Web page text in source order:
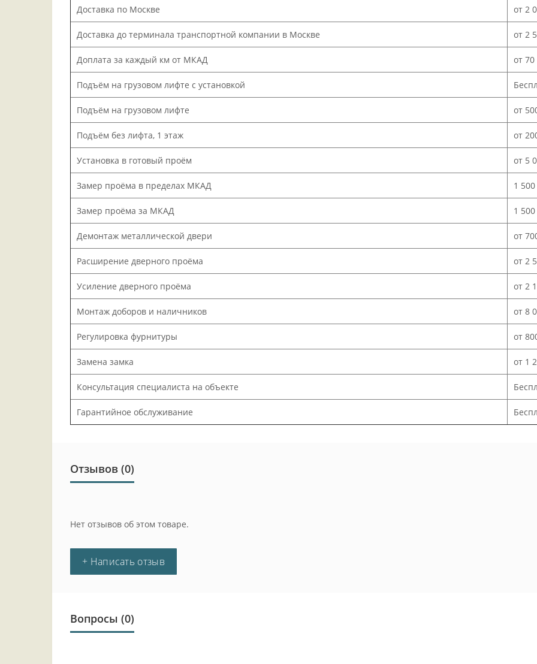
Доставка по Москве от 2
Доставка до терминала транспортной компании в Москве от 2
Доплата за каждый км от МКАД от
Подъём на грузовом лифте с установкой
Подъём на грузовом лифте от
Подъём без лифта, 1 этаж от
Установка в готовый проём от 5
Замер проёма в пределах МКАД 1
Замер проёма за МКАД 1
Демонтаж металлической двери от
Расширение дверного проёма от 2
Усиление дверного проёма от 2
Монтаж доборов и наличников от 8
Регулировка фурнитуры от
Замена замка от 1
Консультация специалиста на объекте
Гарантийное обслуживание
Отзывов (0)
Нет отзывов об этом товаре.
+ Написать отзыв
Вопросы (0)